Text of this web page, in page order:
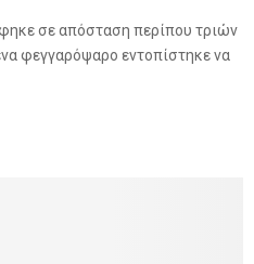
σε απόσταση περίπου τριών
φεγγαρόψαρο εντοπίστηκε να